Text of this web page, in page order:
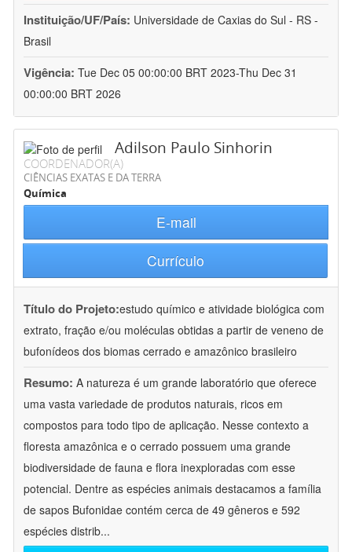
Instituição/UF/País: Universidade de Caxias do Sul - RS -
Brasil
Vigência: Tue Dec 05 00:00:00 BRT 2023-Thu Dec 31
00:00:00 BRT 2026
Adilson Paulo Sinhorin
COORDENADOR(A)
CIÊNCIAS EXATAS E DA TERRA
Química
E-mail
Currículo
Título do Projeto:estudo químico e atividade biológica com
extrato, fração e/ou moléculas obtidas a partir de veneno de
bufonídeos dos biomas cerrado e amazônico brasileiro
Resumo: A natureza é um grande laboratório que oferece
uma vasta variedade de produtos naturais, ricos em
compostos para todo tipo de aplicação. Nesse contexto a
floresta amazônica e o cerrado possuem uma grande
biodiversidade de fauna e flora inexploradas com esse
potencial. Dentre as espécies animais destacamos a família
de sapos Bufonidae contém cerca de 49 gêneros e 592
espécies distrib...